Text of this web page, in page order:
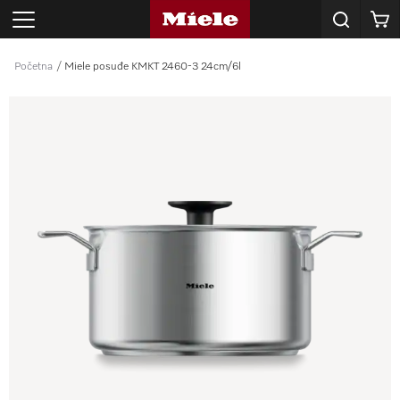
Korpa
Početna Miele posuđe KMKT 2460-3 24cm/6l